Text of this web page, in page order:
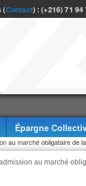
Contact) : (+216) 71
Épargne
au marché obligataire de
au marché